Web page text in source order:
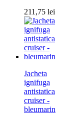
211,75 lei
Jacheta
ignifuga
antistatica
cruiser -
bleumarin